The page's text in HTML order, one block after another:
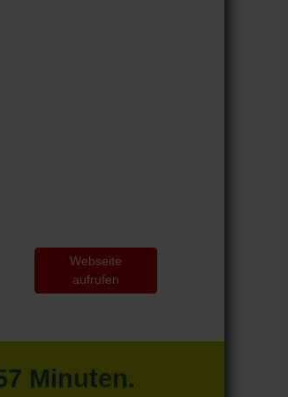
Webseite
aufrufen
Minuten.